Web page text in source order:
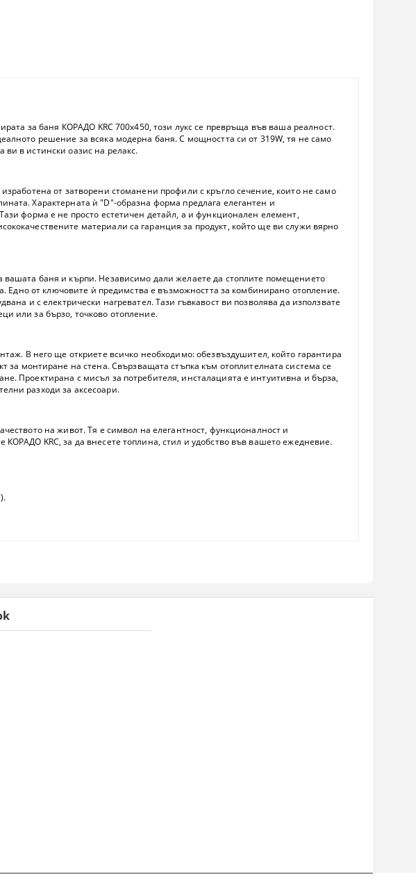
за баня КОРАДО KRC 700x450, този лукс се превръща във ваша реалност.
решение за всяка модерна баня. С мощността си от 319W, тя не само
в истински оазис на релакс.
от затворени стоманени профили с кръгло сечение, които не само
Характерната ѝ "D"-образна форма предлага елегантен и
форма е не просто естетичен детайл, а и функционален елемент,
материали са гаранция за продукт, който ще ви служи вярно
вашата баня и кърпи. Независимо дали желаете да стоплите помещението
Едно от ключовите ѝ предимства е възможността за комбинирано отопление.
и с електрически нагревател. Тази гъвкавост ви позволява да използвате
или за бързо, точково отопление.
. В него ще откриете всичко необходимо:обезвъздушител, който гарантира
за монтиране на стена. Свързващата стъпка към отоплителната система се
Проектирана с мисъл за потребителя, инсталацията е интуитивна и бърза,
разходи за аксесоари.
на живот. Тя е символ на елегантност, функционалност и
KRC, за да внесете топлина, стил и удобство във вашето ежедневие.